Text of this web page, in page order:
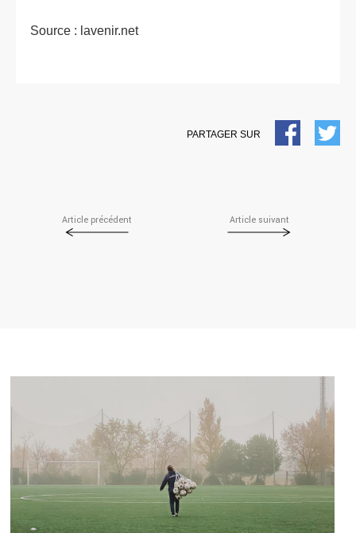
Source : lavenir.net
PARTAGER SUR
FACEBOOK
Article précédent Article suivant